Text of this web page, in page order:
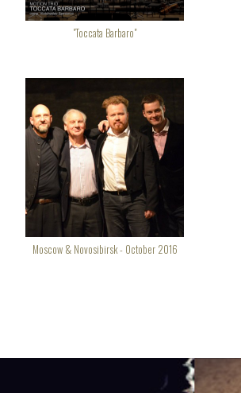
"Toccata Barbaro"
Moscow & Novosibirsk - October 2016